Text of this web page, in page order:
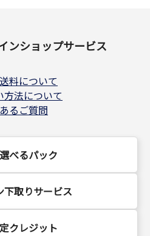
ンショップサービス
料について
方法について
るご質問
べるパック
下取りサービス
クレジット